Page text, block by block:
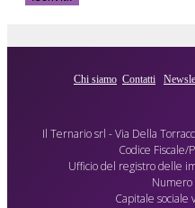
Chi siamo Contatti
Il Ternario srl - Via Della
Codice Fiscale/
Ufficio del registro delle
Numero
Capitale sociale